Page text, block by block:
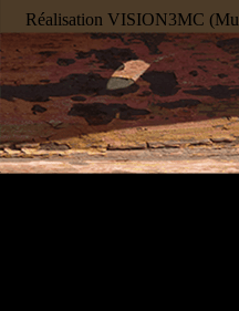
Réalisation VISION3MC